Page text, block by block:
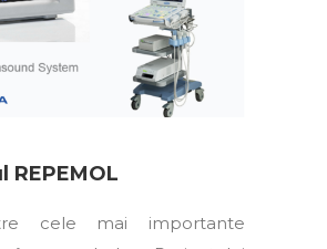
REPEMOL
cele mai importante